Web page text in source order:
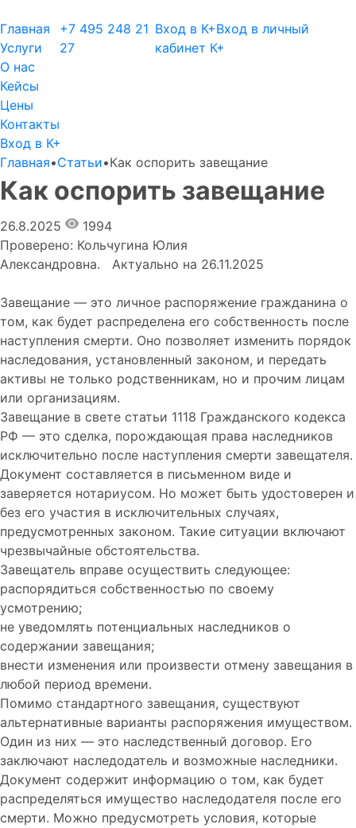
to
content
Главная
Услуги
О нас
Кейсы
Цены
Контакты
+7 495 248 21
27
Вход в К+Вход в личный
кабинет К+
Вход в К+
Главная•Статьи•Как оспорить завещание
Как оспорить завещание
26.8.2025
1994
Проверено: Кольчугина Юлия
Александровна. Актуально на 26.11.2025
Завещание — это личное распоряжение гражданина о
том, как будет распределена его собственность после
наступления смерти. Оно позволяет изменить порядок
наследования, установленный законом, и передать
активы не только родственникам, но и прочим лицам
или организациям.
Завещание в свете статьи 1118 Гражданского кодекса
РФ — это сделка, порождающая права наследников
исключительно после наступления смерти завещателя.
Документ составляется в письменном виде и
заверяется нотариусом. Но может быть удостоверен и
без его участия в исключительных случаях,
предусмотренных законом. Такие ситуации включают
чрезвычайные обстоятельства.
Завещатель вправе осуществить следующее:
распорядиться собственностью по своему
усмотрению;
не уведомлять потенциальных наследников о
содержании завещания;
внести изменения или произвести отмену завещания в
любой период времени.
Помимо стандартного завещания, существуют
альтернативные варианты распоряжения имуществом.
Один из них — это наследственный договор. Его
заключают наследодатель и возможные наследники.
Документ содержит информацию о том, как будет
распределяться имущество наследодателя после его
смерти. Можно предусмотреть условия, которые